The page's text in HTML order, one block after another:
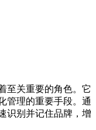
至关重要的角色。它
管理的重要手段。通
识别并记住品牌，增